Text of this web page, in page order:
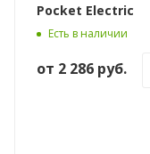
Pocket Electric
Есть в наличии
от 2 286 руб.